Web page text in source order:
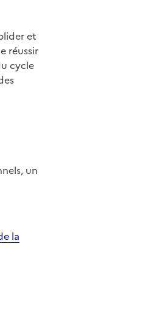
et
réussir
cycle
un
la